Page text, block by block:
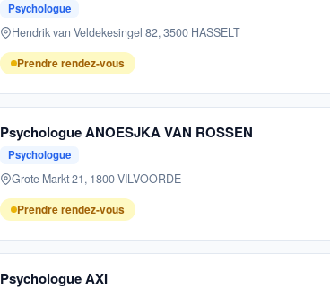
Psychologue
Hendrik van Veldekesingel 82, 3500 HASSELT
Prendre rendez-vous
Psychologue ANOESJKA VAN ROSSEN
Psychologue
Grote Markt 21, 1800 VILVOORDE
Prendre rendez-vous
Psychologue AXI